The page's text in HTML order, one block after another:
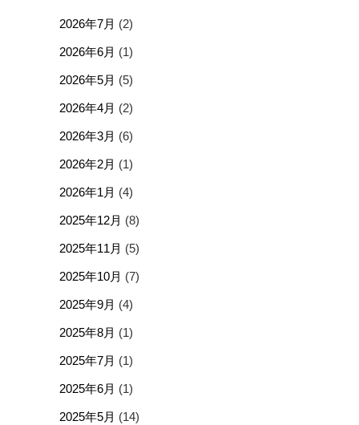
2026年7月 (2)
2026年6月 (1)
2026年5月 (5)
2026年4月 (2)
2026年3月 (6)
2026年2月 (1)
2026年1月 (4)
2025年12月 (8)
2025年11月 (5)
2025年10月 (7)
2025年9月 (4)
2025年8月 (1)
2025年7月 (1)
2025年6月 (1)
2025年5月 (14)